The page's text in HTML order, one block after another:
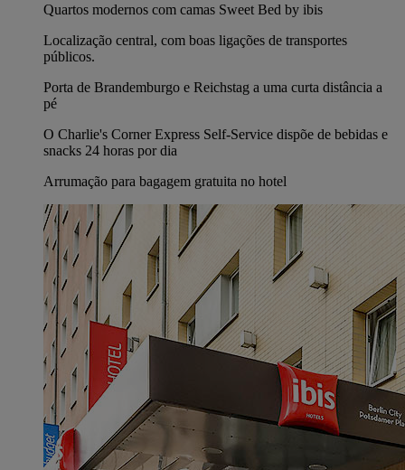
Quartos modernos com camas Sweet Bed by ibis
Localização central, com boas ligações de transportes
públicos.
Porta de Brandemburgo e Reichstag a uma curta distância a
pé
O Charlie's Corner Express Self-Service dispõe de bebidas e
snacks 24 horas por dia
Arrumação para bagagem gratuita no hotel